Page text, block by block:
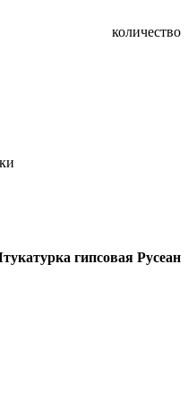
количество
гипсовая Русеан